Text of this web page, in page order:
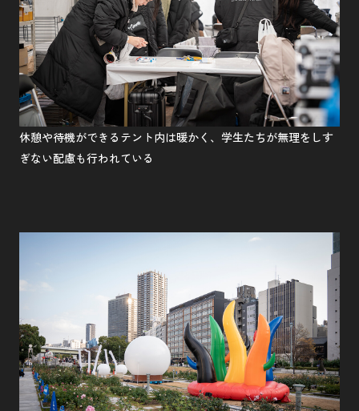
休憩や待機ができるテント内は暖かく、学生たちが無理をしす
ぎない配慮も行われている